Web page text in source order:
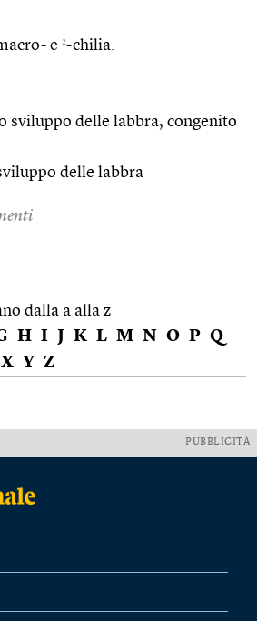
e 2-chilia.
sviluppo delle labbra, congenito
delle labbra
dalla a alla z
H I J K L M N O P Q
X Y Z
PUBBLICITÀ